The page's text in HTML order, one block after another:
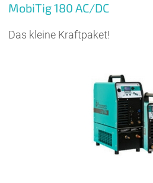
MobiTig 180 AC/DC
Das kleine Kraftpaket!